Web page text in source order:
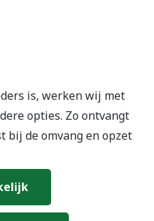
is, werken wij met
opties. Zo ontvangt
bij de omvang en opzet